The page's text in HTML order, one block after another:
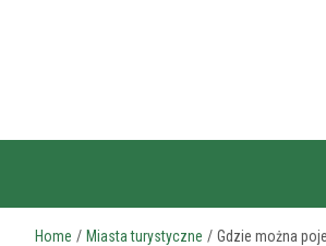
Home Miasta turystyczne Gdzie można